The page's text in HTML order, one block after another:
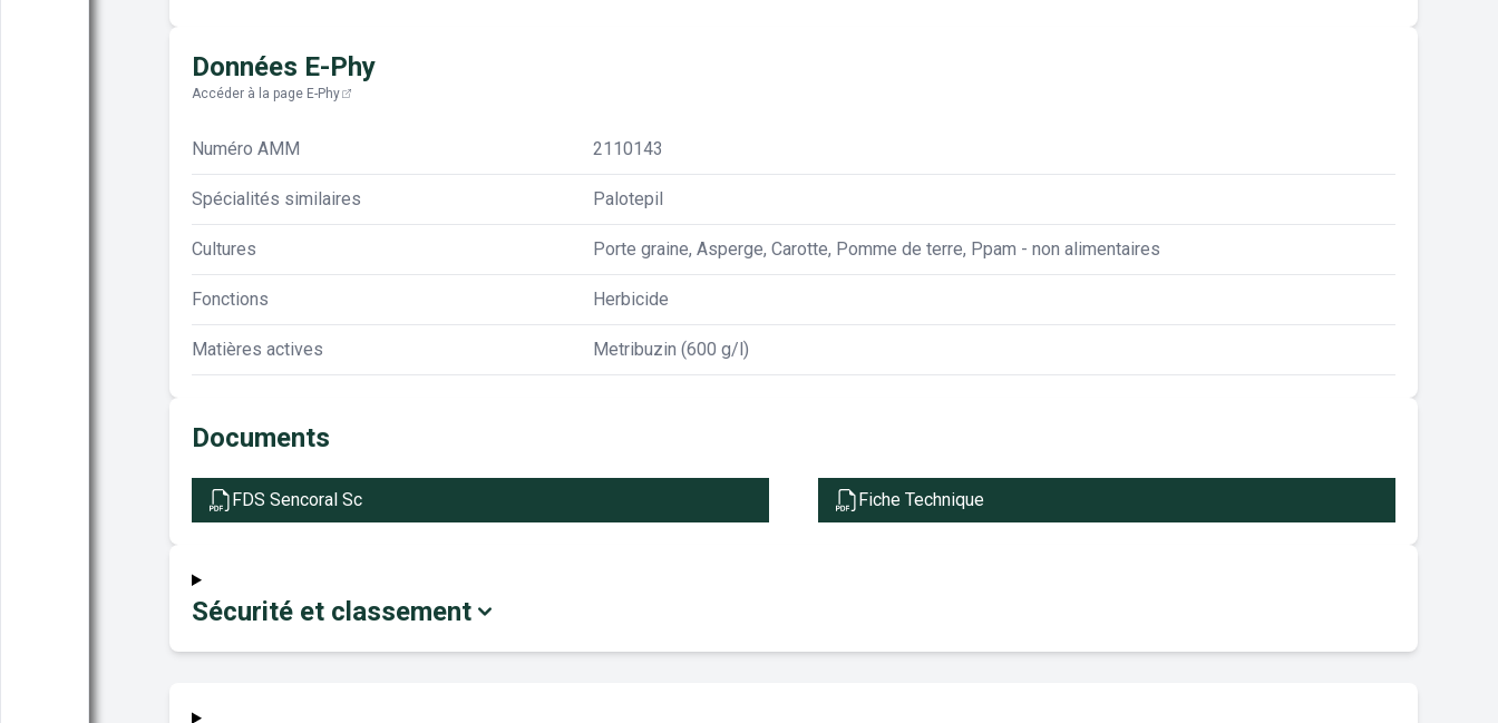
Données E-Phy
Accéder à la page E-Phy
Numéro AMM 2110143
Spécialités similaires Palotepil
Cultures Porte graine, Asperge, Carotte, Pomme de terre, Ppam - non alimentaires
Fonctions Herbicide
Matières actives Metribuzin (600 g/l)
Documents
FDS Sencoral Sc Fiche Technique
Sécurité et classement